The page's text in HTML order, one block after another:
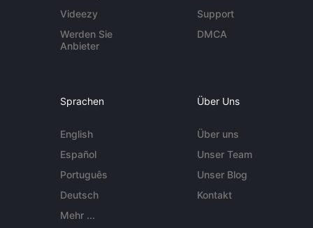
Videezy
Werden Sie
Anbieter
Support
DMCA
Sprachen
English
Español
Português
Deutsch
Mehr ...
Über Uns
Über uns
Unser Team
Unser Blog
Kontakt